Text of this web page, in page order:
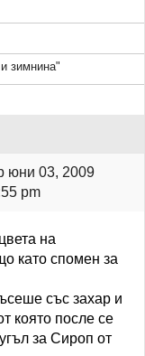
зимнина"
юни 03, 2009
pm
на
като спомен за
със захар и
която после се
за Сироп от